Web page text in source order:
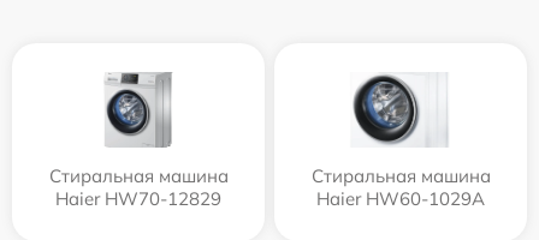
Стиральная машина
Haier HW70-12829
Стиральная машина
Haier HW60-1029A